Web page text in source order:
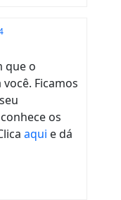
que o
Ficamos
os
aqui e dá